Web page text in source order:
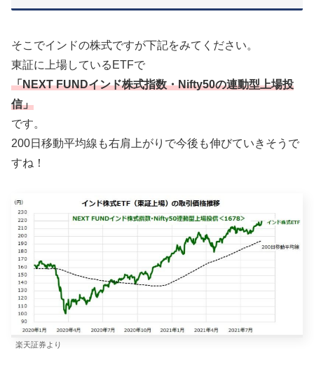
そこでインドの株式ですが下記をみてください。
東証に上場しているETFで
「NEXT FUNDインド株式指数・Nifty50の連動型上場投
信」
です。
200日移動平均線も右肩上がりで今後も伸びていきそうで
すね！
楽天証券より